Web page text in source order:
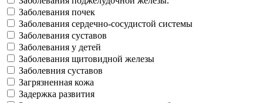
Заболевания почек
Заболевания сердечно-сосудистой системы
Заболевания суставов
Заболевания у детей
Заболевания щитовидной железы
Заболевния суставов
Загрязненная кожа
Задержка развития